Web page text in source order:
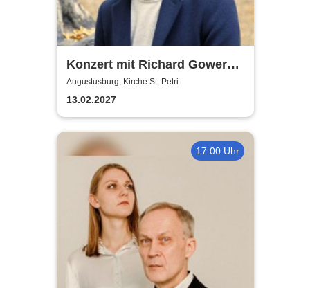
Konzert mit Richard Gowers
(London) - Liebestraum
Augustusburg, Kirche St. Petri
13.02.2027
17:00 Uhr